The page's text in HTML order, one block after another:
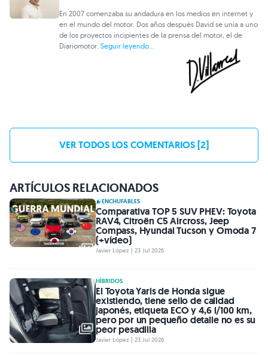
En 2007 comenzaba su andadura en los medios en internet y
en el mundo del motor. Dos años después David se unía a uno
de los proyectos incipientes de la prensa del motor, el de
Diariomotor.Seguir leyendo...
VER TODOS LOS COMENTARIOS [2]
ARTÍCULOS RELACIONADOS
ENCHUFABLES
Comparativa TOP 5 SUV PHEV: Toyota
RAV4, Citroën C5 Aircross, Jeep
Compass, Hyundai Tucson y Omoda 7
(+vídeo)
Javier López | 23 Jul 2026
HÍBRIDOS
El Toyota Yaris de Honda sigue
existiendo, tiene sello de calidad
japonés, etiqueta ECO y 4,6 l/100 km,
pero por un pequeño detalle no es su
peor pesadilla
Javier López | 23 Jul 2026